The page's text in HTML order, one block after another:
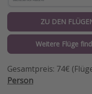
ZU DEN
Weitere Flüge
Gesamtpreis: 74€
Person